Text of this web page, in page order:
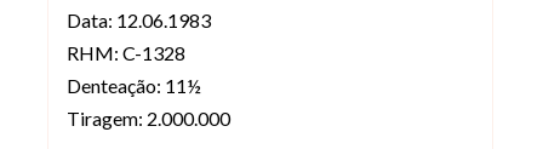
Data: 12.06.1983
RHM: C-1328
Denteação: 11½
Tiragem: 2.000.000